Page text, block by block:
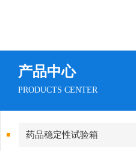
产品中心
PRODUCTS CENTER
药品稳定性试验箱